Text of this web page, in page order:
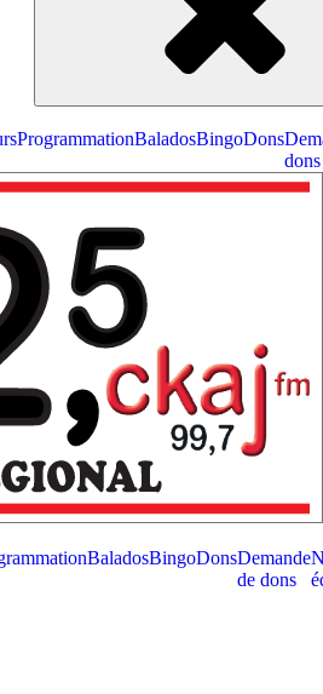
ProgrammationBaladosBingoDons
dons
BaladosBingoDonsDemande
de dons